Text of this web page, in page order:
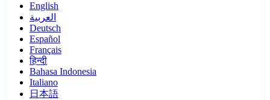
English
العربية
Deutsch
Español
Français
हिन्दी
Bahasa Indonesia
Italiano
日本語